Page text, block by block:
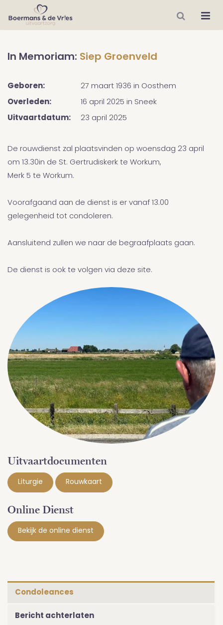
In Memoriam: Siep Groenveld
Geboren: 27 maart 1936 in Oosthem
Overleden: 16 april 2025 in Sneek
Uitvaartdatum: 23 april 2025
De rouwdienst zal plaatsvinden op woensdag 23 april
om 13.30in de St. Gertrudiskerk te Workum,
Merk 5 te Workum.
Voorafgaand aan de dienst is er vanaf 13.00
gelegenheid tot condoleren.
Aansluitend zullen we naar de begraafplaats gaan.
De dienst is ook te volgen via deze site.
Uitvaartdocumenten
Liturgie Rouwkaart
Online Dienst
Bekijk de online dienst
Condoleances
Bericht achterlaten